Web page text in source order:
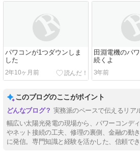
パワコンが1つダウンしま
した
2年10ヶ月前
田淵電機のパ
続くよ
3年前
このブログのここがポイント
実務派のペースで伝えるリア
幅広い太陽光発電の現場から、パワーコンデ
やネット接続の工夫、修理の裏側、金融の動
に発信。専門知識と経験を活かした、信頼で